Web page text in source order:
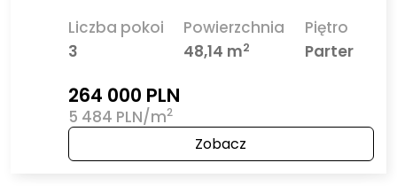
Liczba pokoi
3
Powierzchnia
48,14 m2
Piętro
Parter
264 000 PLN
5 484 PLN/m2
Zobacz